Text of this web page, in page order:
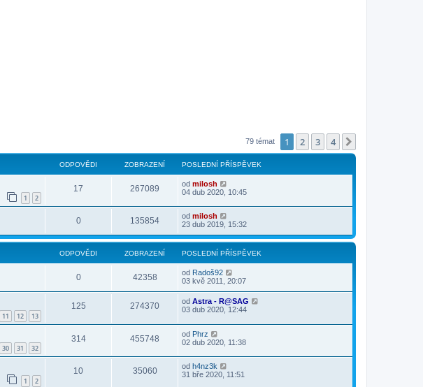
79 témat 1 2 3 4
ODPOVĚDI ZOBRAZENÍ POSLEDNÍ PŘÍSPĚVEK
1 2
17 267089 od milosh
04 dub 2020, 10:45
0 135854 od milosh
23 dub 2019, 15:32
ODPOVĚDI ZOBRAZENÍ POSLEDNÍ PŘÍSPĚVEK
0 42358 od Radoš92
03 kvě 2011, 20:07
11 12 13
125 274370 od Astra - R@SAG
03 dub 2020, 12:44
30 31 32
314 455748 od Phrz
02 dub 2020, 11:38
1 2
10 35060 od h4nz3k
31 bře 2020, 11:51